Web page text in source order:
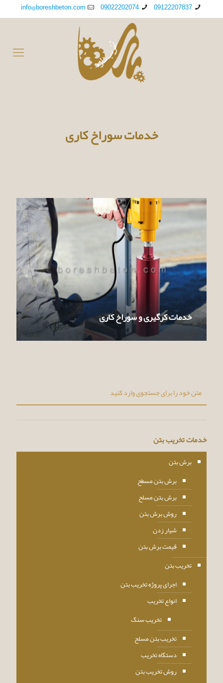
09122207837
09022202074
info@boreshbeton.com
خدمات سوراخ کاری
خدمات کرگیری و سوراخ کاری
خدمات تخریب بتن
برش بتن
برش بتن مسطح
برش بتن مسلح
روش برش بتن
شیار زدن
قیمت برش بتن
تخریب بتن
اجرای پروژه تخریب بتن
انواع تخریب
تخریب سنگ
تخریب بتن مسلح
دستگاه تخریب
روش تخریب بتن